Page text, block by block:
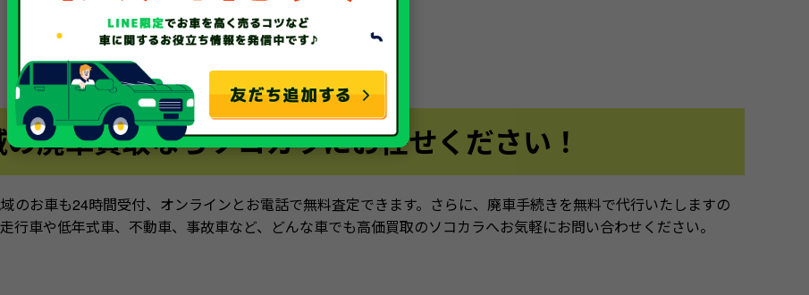
廃車買取ならソコカラにお任せください！
のお車も24時間受付、オンラインとお電話で無料査定できます。さらに、廃車手続きを無料で代行いたしますの
行車や低年式車、不動車、事故車など、どんな車でも高価買取のソコカラへお気軽にお問い合わせください。